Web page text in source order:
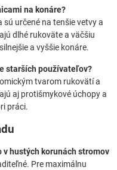
na konáre?
sú určené na tenšie vetvy a
dlhé rukoväte a väčšiu
a vyššie konáre.
starších používateľov?
tvarom rukovätí a
aj protišmykové úchopy a
práci.
hustých korunách stromov
Pre maximálnu